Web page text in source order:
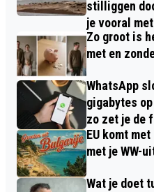
stilliggen
je vooral
Zo groot is
met en
WhatsApp
gigabytes
zo zet je de
EU komt
met je WW-
Wat je doet